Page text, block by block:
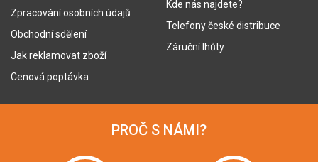
Zpracování osobních údajů
Obchodní sdělení
Jak reklamovat zboží
Cenová poptávka
Kde nás najdete?
Telefony české distribuce
Záruční lhůty
PROČ S NÁMI?